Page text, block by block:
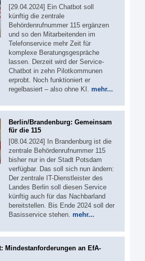
[29.04.2024] Ein Chatbot soll
künftig die zentrale
Behördenrufnummer 115 ergänzen
und so den Mitarbeitenden im
Telefonservice mehr Zeit für
komplexe Beratungsgespräche
lassen. Derzeit wird der Service-
Chatbot in zehn Pilotkommunen
erprobt. Noch funktioniert er
regelbasiert – also ohne KI. mehr...
Berlin/Brandenburg: Gemeinsam
für die 115
[08.04.2024] In Brandenburg ist die
zentrale Behördenrufnummer 115
bisher nur in der Stadt Potsdam
verfügbar. Das soll sich nun ändern:
Der zentrale IT-Dienstleister des
Landes Berlin soll diesen Service
künftig auch für das Nachbarland
bereitstellen. Bis Ende 2024 soll der
Basisservice stehen. mehr...
Mindestanforderungen an EfA-